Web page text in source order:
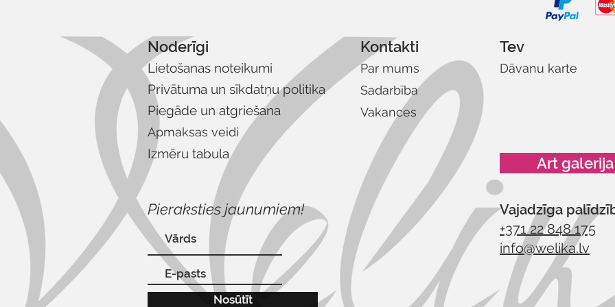
Noderīgi
Lietošanas noteikumi
Privātuma un sīkdatņu politika
Piegāde un atgriešana
Apmaksas veidi
Izmēru tabula
Kontakti
Par mums
Sadarbība
Vakances
Pieraksties jaunumiem!
Nosūtīt
Tev
Dāvanu karte
Art galerija
Vajadzīga
+371 22 848 175
info@welika.lv